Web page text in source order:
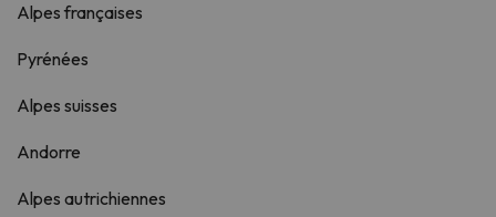
Alpes françaises
Pyrénées
Alpes suisses
Andorre
Alpes autrichiennes